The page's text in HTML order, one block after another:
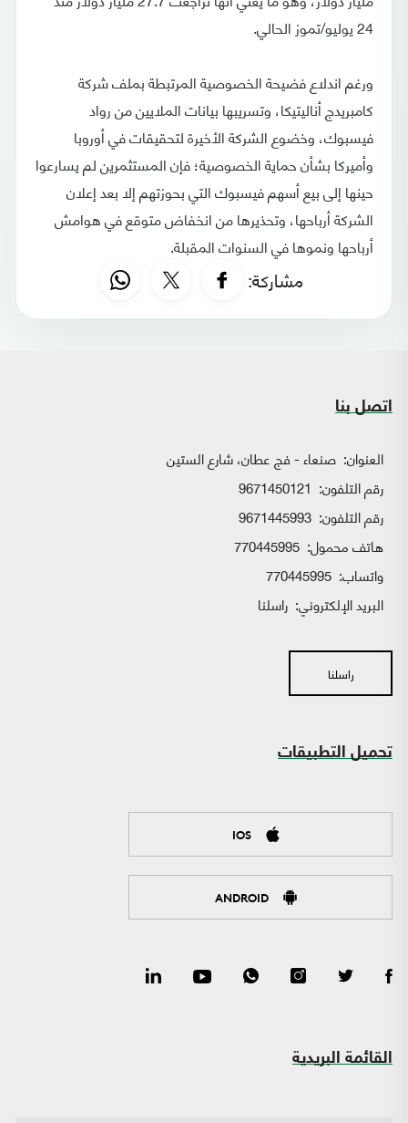
24 يوليو/تموز الحالي.
ورغم اندلاع فضيحة الخصوصية المرتبطة بملف شركة
كامبريدج أناليتيكا، وتسريبها بيانات الملايين من رواد
فيسبوك، وخضوع الشركة الأخيرة لتحقيقات في أوروبا
وأميركا بشأن حماية الخصوصية؛ فإن المستثمرين لم يسارعوا
حينها إلى بيع أسهم فيسبوك التي بحوزتهم إلا بعد إعلان
الشركة أرباحها، وتحذيرها من انخفاض متوقع في هوامش
أرباحها ونموها في السنوات المقبلة.
مشاركة:
اتصل بنا
العنوان: صنعاء - فج عطان، شارع الستين
رقم التلفون: 9671450121
رقم التلفون: 9671445993
هاتف محمول: 770445995
واتساب:
البريد الإلكتروني: راسلنا
راسلنا
تحميل التطبيقات
IOS
ANDROID
القائمة البريدية